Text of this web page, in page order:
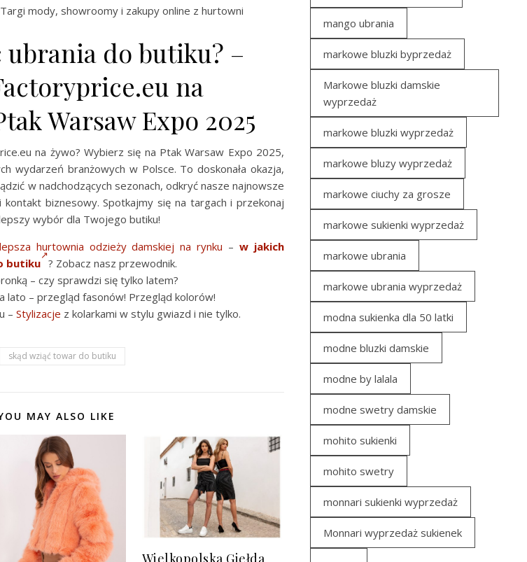
mody, showroomy i zakupy online z hurtowni
ubrania do butiku? –
na
Warsaw Expo 2025
na żywo? Wybierz się na Ptak Warsaw Expo 2025,
wydarzeń branżowych w Polsce. To doskonała okazja,
w nadchodzących sezonach, odkryć nasze najnowsze
biznesowy. Spotkajmy się na targach i przekonaj
wybór dla Twojego butiku!
hurtownia odzieży damskiej na rynku –w jakich
butiku ? Zobacz nasz przewodnik.
– czy sprawdzi się tylko latem?
lato – przegląd fasonów! Przegląd kolorów!
– Stylizacje z kolarkami w stylu gwiazd i nie tylko.
skąd wziąć towar do butiku
MAY ALSO LIKE
Wielkopolska Giełda
mango ubrania
markowe bluzki byprzedaż
Markowe bluzki damskie
wyprzedaż
markowe bluzki wyprzedaż
markowe bluzy wyprzedaż
markowe ciuchy za grosze
markowe sukienki wyprzedaż
markowe ubrania
markowe ubrania wyprzedaż
modna sukienka dla 50 latki
modne bluzki damskie
modne by lalala
modne swetry damskie
mohito sukienki
mohito swetry
monnari sukienki wyprzedaż
Monnari wyprzedaż sukienek